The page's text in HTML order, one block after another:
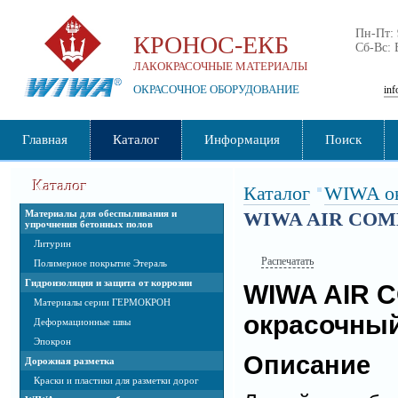
КРОНОС-ЕКБ
ЛАКОКРАСОЧНЫЕ МАТЕРИАЛЫ
ОКРАСОЧНОЕ ОБОРУДОВАНИЕ
Пн-Пт:
Сб-Вс:
Главная Каталог Информация Поиск
Каталог
Материалы для обеспыливания и
упрочнения бетонных полов
Литурин
Полимерное покрытие Этераль
Гидроизоляция и защита от коррозии
Материалы серии ГЕРМОКРОН
Деформационные швы
Эпокрон
Дорожная разметка
Краски и пластики для разметки дорог
Каталог
WIWA
WIWA AIR
Распечатать
WIWA AIR
Описание